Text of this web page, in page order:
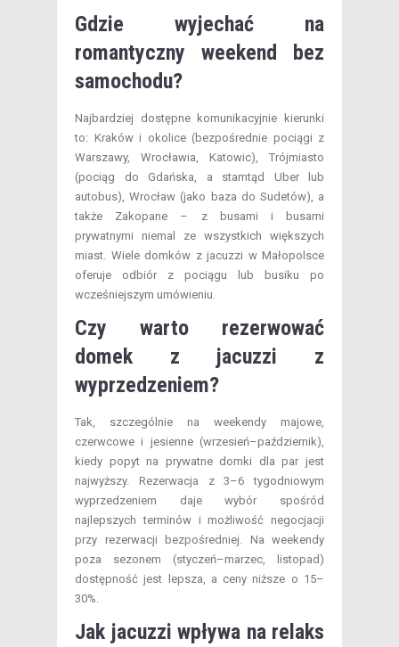
Gdzie wyjechać na
romantyczny weekend bez
samochodu?
Najbardziej dostępne komunikacyjnie kierunki
to: Kraków i okolice (bezpośrednie pociągi z
Warszawy, Wrocławia, Katowic), Trójmiasto
(pociąg do Gdańska, a stamtąd Uber lub
autobus), Wrocław (jako baza do Sudetów), a
także Zakopane – z busami i busami
prywatnymi niemal ze wszystkich większych
miast. Wiele domków z jacuzzi w Małopolsce
oferuje odbiór z pociągu lub busiku po
wcześniejszym umówieniu.
Czy warto rezerwować
domek z jacuzzi z
wyprzedzeniem?
Tak, szczególnie na weekendy majowe,
czerwcowe i jesienne (wrzesień–październik),
kiedy popyt na prywatne domki dla par jest
najwyższy. Rezerwacja z 3–6 tygodniowym
wyprzedzeniem daje wybór spośród
najlepszych terminów i możliwość negocjacji
przy rezerwacji bezpośredniej. Na weekendy
poza sezonem (styczeń–marzec, listopad)
dostępność jest lepsza, a ceny niższe o 15–
30%.
Jak jacuzzi wpływa na relaks